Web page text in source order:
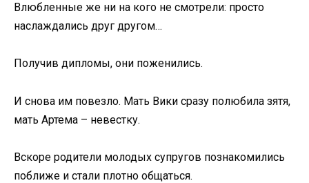
Влюбленные же ни на кого не смотрели: просто
наслаждались друг другом…
Получив дипломы, они поженились.
И снова им повезло. Мать Вики сразу полюбила зятя,
мать Артема – невестку.
Вскоре родители молодых супругов познакомились
поближе и стали плотно общаться.